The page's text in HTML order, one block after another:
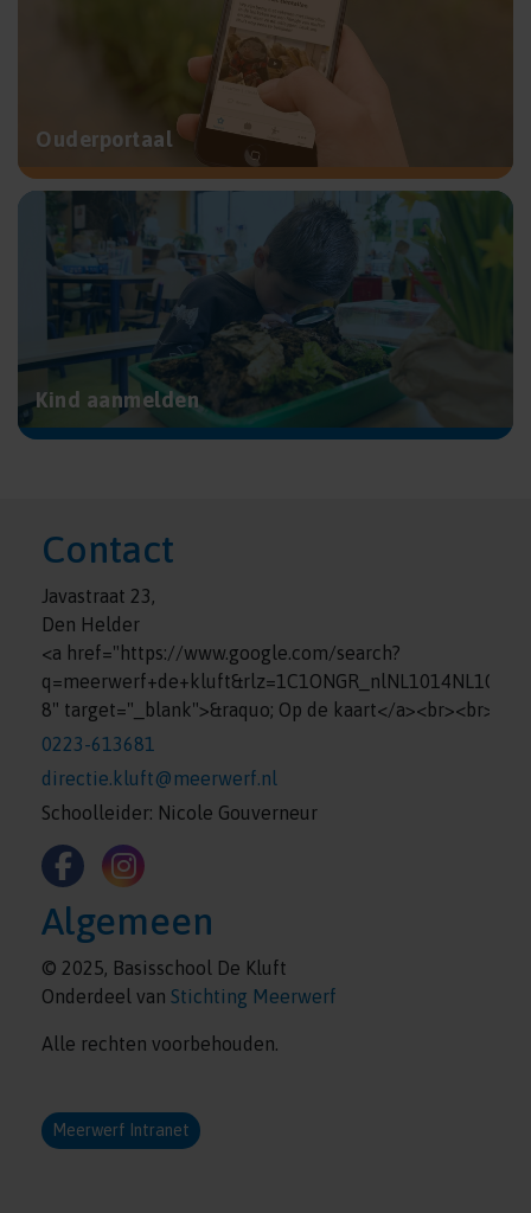
Ouderportaal
Kind aanmelden
Contact
Javastraat 23,
Den Helder
<a href="https://www.google.com/search?
8" target="_blank">&raquo; Op de kaart</a><br><br>
0223-613681
directie.kluft@meerwerf.nl
Schoolleider: Nicole Gouverneur
Algemeen
© 2025, Basisschool De Kluft
Onderdeel van Stichting Meerwerf
Alle rechten voorbehouden.
Meerwerf Intranet